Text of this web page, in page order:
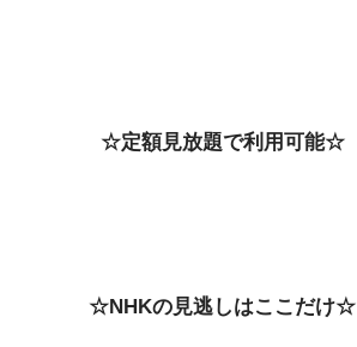
☆定額見放題で利用可能☆
☆NHKの見逃しはここだけ☆